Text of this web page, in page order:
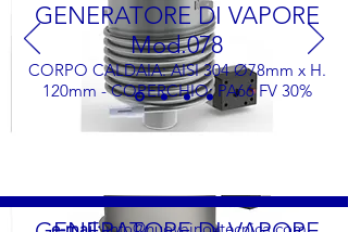
GENERATORE DI VAPORE
Mod.078
CORPO CALDAIA: AISI 304 Ø78mm x H.
120mm - COPERCHIO: PA66 FV 30%